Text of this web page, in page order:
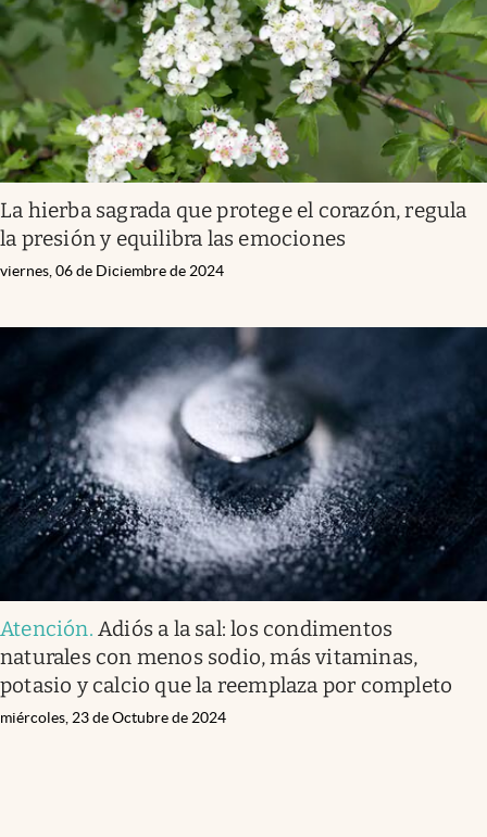
La hierba sagrada que protege el corazón, regula
la presión y equilibra las emociones
viernes, 06 de Diciembre de 2024
Atención.Adiós a la sal: los condimentos
naturales con menos sodio, más vitaminas,
potasio y calcio que la reemplaza por completo
miércoles, 23 de Octubre de 2024